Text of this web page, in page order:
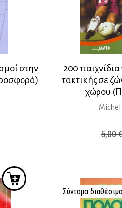
στην
€.
200
τακτικής σε
χώρου
Michel
5,00€
Σύντομα διαθέσιμο